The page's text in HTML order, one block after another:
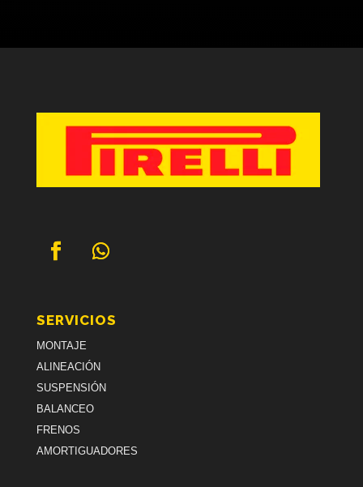
SERVICIOS
MONTAJE
ALINEACIÓN
SUSPENSIÓN
BALANCEO
FRENOS
AMORTIGUADORES